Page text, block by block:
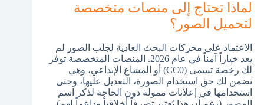
لماذا تحتاج إلى منصات متخصصة
لتحميل الصور؟
الاعتماد على محركات البحث العادية لجلب الصور لم
يعد خياراً آمناً في عام 2026. المنصات المتخصصة توفر
لك رخصة تسمى (CC0) أو المشاع الإبداعي، وهي
تضمن لك حق استخدام الصورة، التعديل عليها، وحتى
استخدامها في إعلانات ممولة دون الحاجة لذكر اسم